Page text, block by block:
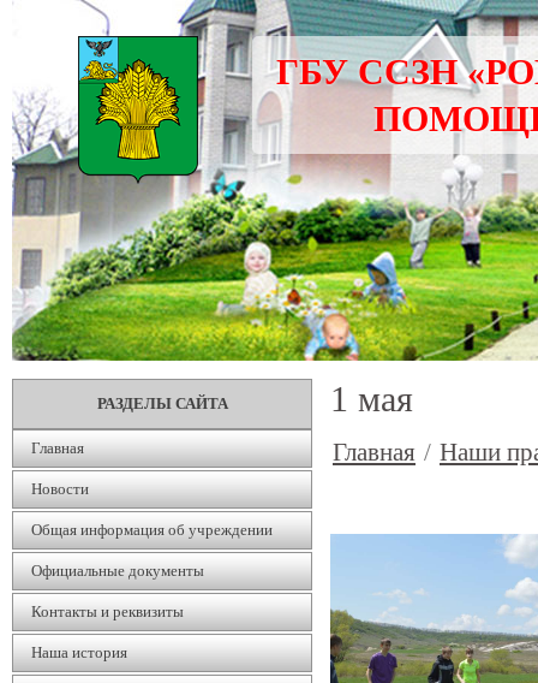
ГБУ ССЗН
РАЗДЕЛЫ САЙТА
Главная
Новости
Общая информация об учреждении
Официальные документы
Контакты и реквизиты
Наша история
1 мая
Главная / Наши